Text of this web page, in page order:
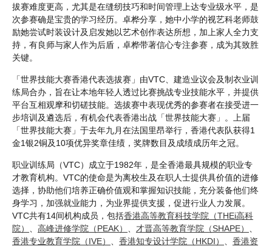
拔赛难度更高，尤其是在缝纫技巧和时间管理上达专业级水平，是
次参赛确是宝贵的学习经历。卓桦分享，她中小学的视艺科老师鼓
励她尝试时装设计及启发她以艺术创作表达所想，加上家人全力支
持，有良师与家人作为后盾，卓桦带著信心专注参赛，成为其致胜
关键。
「世界技能大赛香港代表选拔赛」由VTC、建造业议会及制衣业训
练局合办，旨在让本地年轻人透过比赛挑战专业技能水平，并提供
平台互相观摩和切磋技能。选拔赛中表现优秀的参赛者在接受进一
步培训及遴选后，有机会代表香港出战「世界技能大赛」。上届
「世界技能大赛」于去年九月在法国里昂举行，香港代表队获得1
金1银2铜及10项优异奖章佳绩，奖牌数目及成绩成历年之冠。
职业训练局（VTC）成立于1982年，是全香港最具规模的职业专
才教育机构。VTC的使命是为离校生及在职人士提供具价值的进修
选择，协助他们培养正确价值观和掌握知识技能，充分装备他们终
身学习，加强就业能力，为业界提供支援，促进行业人力发展。
VTC共有14间机构成员，包括香港高等教育科技学院（THEi高科
院）
高峰进修学院（PEAK） 才晋高等教育学院（SHAPE）
香港专业教育学院（IVE）
香港知专设计学院（HKDI）
香港资